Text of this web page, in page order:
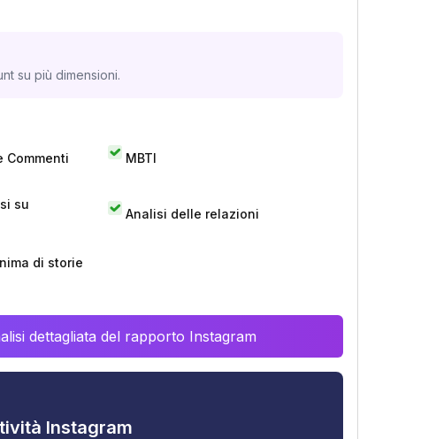
su più dimensioni.
Commenti MBTI
su
Analisi delle relazioni
di storie
dettagliata del rapporto Instagram
Instagram